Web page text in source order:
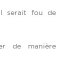
serait fou de
de manière